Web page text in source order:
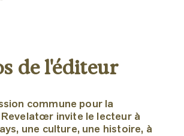
de l'éditeur
commune pour la
invite le lecteur à
une culture, une histoire, à